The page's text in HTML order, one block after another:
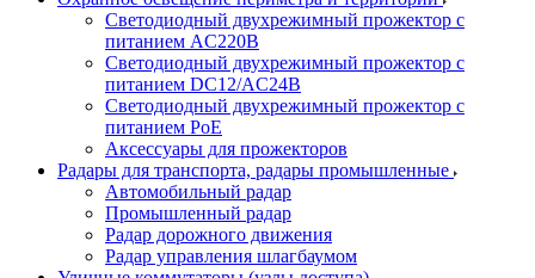
Светодиодный двухрежимный прожектор с
питанием AC220В
Светодиодный двухрежимный прожектор с
питанием DC12/AC24В
Светодиодный двухрежимный прожектор с
питанием PoE
Аксессуары для прожекторов
Радары для транспорта, радары промышленные
Автомобильный радар
Промышленный радар
Радар дорожного движения
Радар управления шлагбаумом